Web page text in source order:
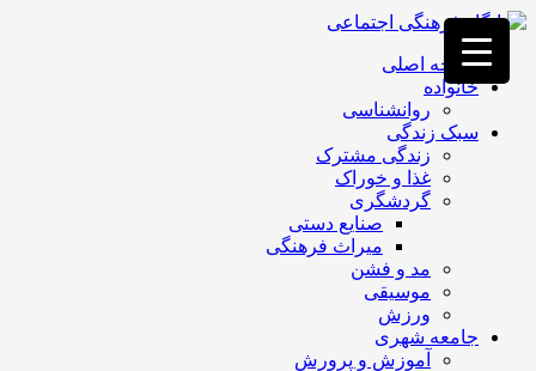
فصد
خون
غرب
تهران
خشکشویی
تصفیه
تهران
صفحه اصلی
خانواده
روانشناسی
سبک زندگی
زندگی مشترک
غذا و خوراک
گردشگری
صنایع دستی
میراث فرهنگی
مد و فشن
موسیقی
ورزش
جامعه شهری
آموزش و پرورش